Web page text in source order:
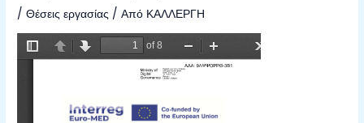
/Θέσεις εργασίας / Από ΚΑΛΛΕΡΓΗ